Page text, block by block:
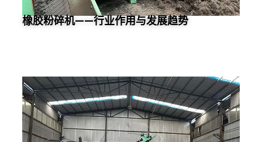
橡胶粉碎机——行业作用与发展趋势